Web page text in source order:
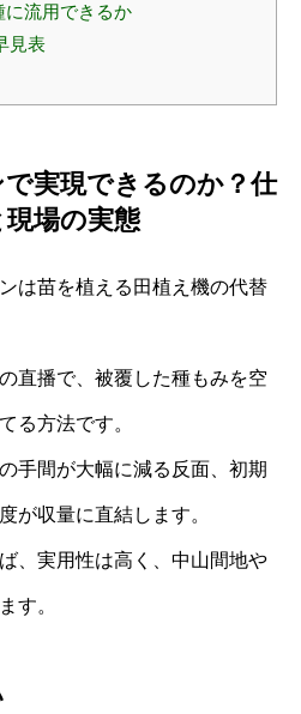
に流用できるか
見表
実現できるのか？仕
場の実態
は苗を植える田植え機の代替
直播で、被覆した種もみを空
る方法です。
手間が大幅に減る反面、初期
が収量に直結します。
、実用性は高く、中山間地や
す。